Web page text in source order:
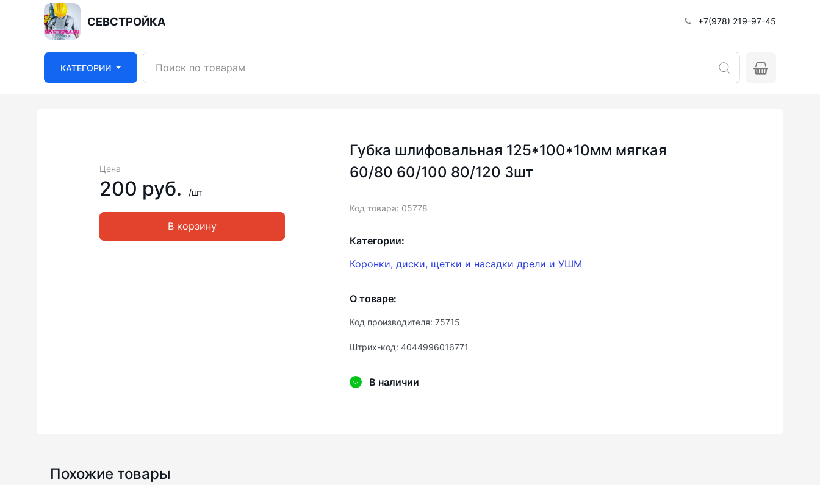
СЕВСТРОЙКА +7(978) 219-97-45
КАТЕГОРИИ
Цена
200 руб. /шт
В корзину
Губка шлифовальная 125*100*10мм мягкая
60/80 60/100 80/120 3шт
Код товара: 05778
Категории:
Коронки, диски, щетки и насадки дрели и УШМ
О товаре:
Код производителя: 75715
Штрих-код: 4044996016771
В наличии
Похожие товары